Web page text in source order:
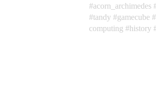
acorn_archimedes
tandy
gamecube
computing
history